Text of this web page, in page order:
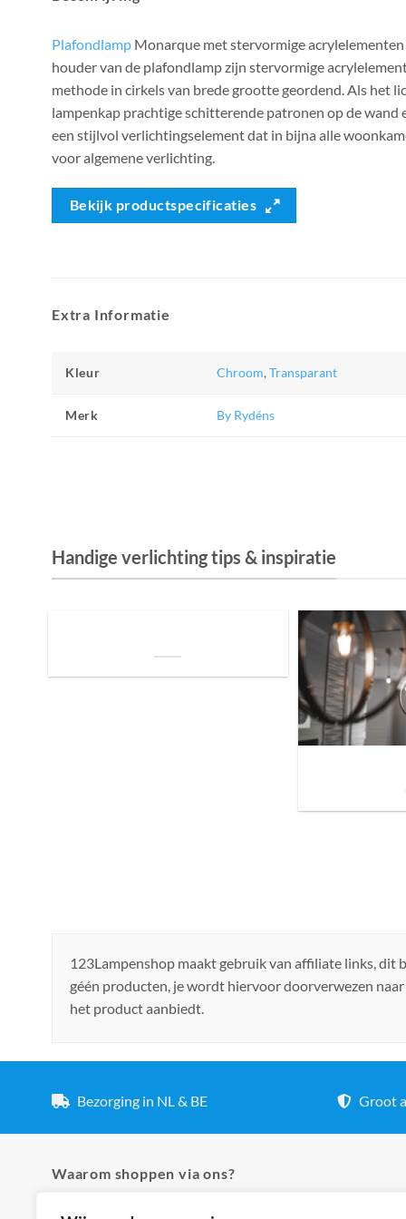
Plafondlamp Monarque met stervormige
houder van de plafondlamp zijn stervormige
methode in cirkels van brede grootte geordend. Als het
lampenkap prachtige schitterende patronen op de wand
een stijlvol verlichtingselement dat in bijna alle
voor algemene verlichting.
Bekijk productspecificaties
Extra Informatie
Kleur Chroom,Transparant
Merk By Rydéns
Handige verlichting tips & inspiratie
123Lampenshop maakt gebruik van affiliate links, dit
géén producten, je wordt hiervoor doorverwezen
het product aanbiedt.
Bezorging in NL & BE Groot
Waarom shoppen via ons?